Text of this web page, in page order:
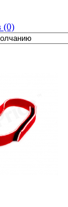
(0)